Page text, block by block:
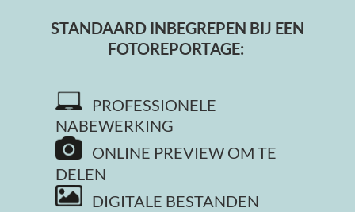
STANDAARD INBEGREPEN BIJ EEN
FOTOREPORTAGE:
PROFESSIONELE
NABEWERKING
ONLINE PREVIEW OM TE
DELEN
DIGITALE BESTANDEN